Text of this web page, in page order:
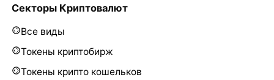
Секторы Криптовалют
Все виды
Токены криптобирж
Токены крипто кошельков